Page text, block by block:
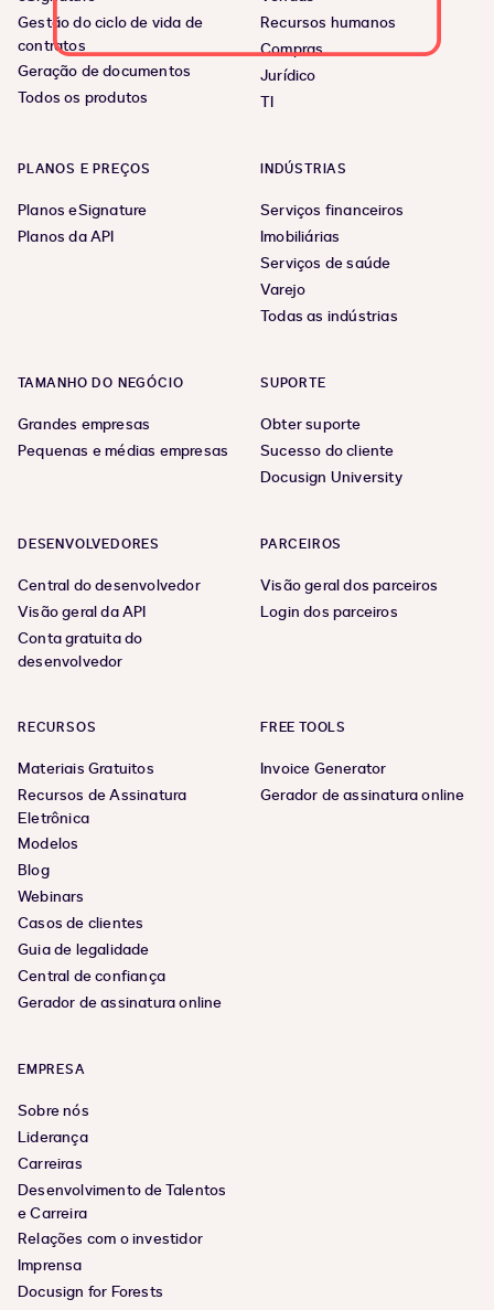
Gestão do ciclo de vida de
contratos
Geração de documentos
Todos os produtos
Recursos humanos
Compras
Jurídico
TI
PLANOS E PREÇOS
Planos eSignature
Planos da API
INDÚSTRIAS
Serviços financeiros
Imobiliárias
Serviços de saúde
Varejo
Todas as indústrias
TAMANHO DO NEGÓCIO
Grandes empresas
Pequenas e médias empresas
SUPORTE
Obter suporte
Sucesso do cliente
Docusign University
DESENVOLVEDORES
Central do desenvolvedor
Visão geral da API
Conta gratuita do
desenvolvedor
PARCEIROS
Visão geral dos parceiros
Login dos parceiros
RECURSOS
Materiais Gratuitos
Recursos de Assinatura
Eletrônica
Modelos
Blog
Webinars
Casos de clientes
Guia de legalidade
Central de confiança
Gerador de assinatura online
FREE TOOLS
Invoice Generator
Gerador de assinatura online
EMPRESA
Sobre nós
Liderança
Carreiras
Desenvolvimento de Talentos
e Carreira
Relações com o investidor
Imprensa
Docusign for Forests